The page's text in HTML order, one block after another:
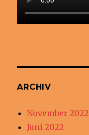
ARCHIV
November 2022
Juni 2022